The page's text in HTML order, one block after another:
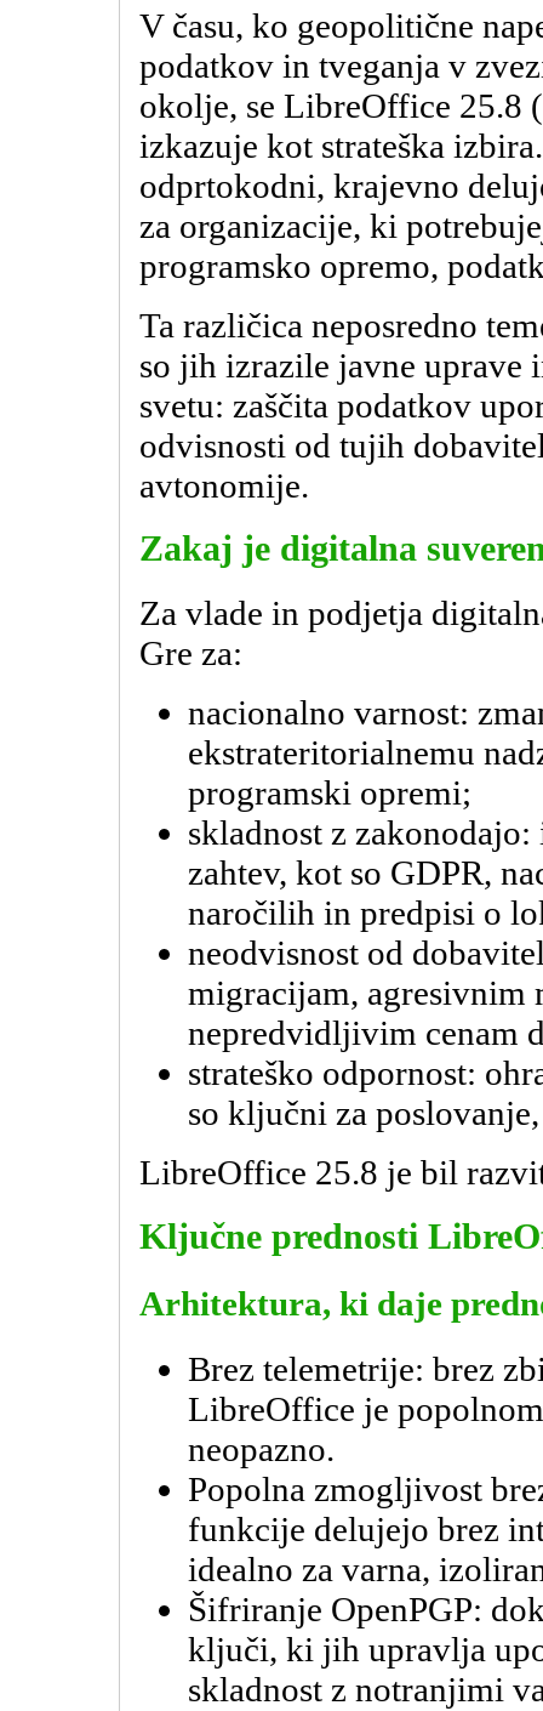
V času, ko geopolitične
podatkov in tveganja v
okolje, se LibreOffice 25.8 (
izkazuje kot strateška
odprtokodni, krajevno
za organizacije, ki
programsko opremo,
Ta različica neposredno
so jih izrazile javne uprave
svetu: zaščita podatkov
odvisnosti od tujih
avtonomije.
Zakaj je digitalna
Za vlade in podjetja
Gre za:
nacionalno varnost:
ekstrateritorialnemu
programski opremi;
skladnost z
zahtev, kot so GDPR,
naročilih in predpisi o
neodvisnost od
migracijam, agresivnim
nepredvidljivim cenam
strateško odpornost:
so ključni za
LibreOffice 25.8 je bil
Ključne prednosti
Arhitektura, ki daje
Brez telemetrije: brez
LibreOffice je
neopazno.
Popolna zmogljivost
funkcije delujejo brez
idealno za varna,
Šifriranje OpenPGP:
ključi, ki jih upravlja
skladnost z notranjimi